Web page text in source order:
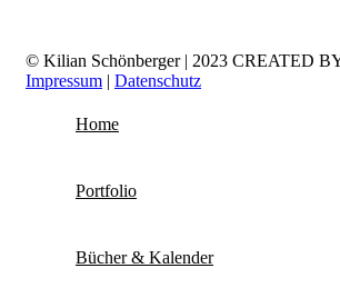
© Kilian Schönberger | 2023 CREATED
Impressum | Datenschutz
Home
Portfolio
Bücher & Kalender